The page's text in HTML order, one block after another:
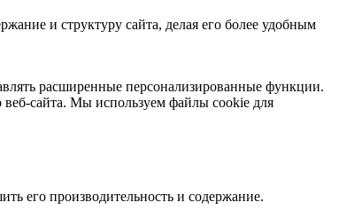
и структуру сайта, делая его более удобным
расширенные персонализированные функции.
веб-сайта. Мы используем файлы cookie для
его производительность и содержание.